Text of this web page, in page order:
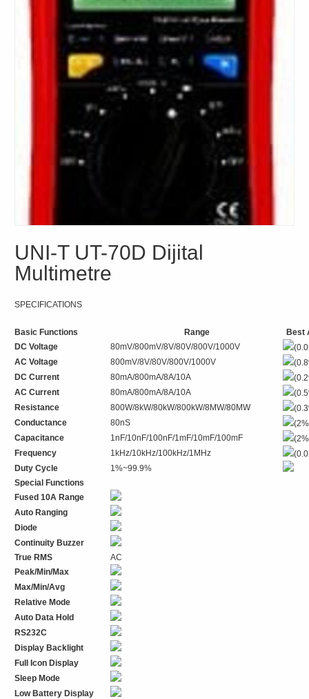
UNI-T UT-70D Dijital
Multimetre
SPECIFICATIONS
Basic Functions Range
Best
DC Voltage
80mV/800mV/8V/80V/800V/1000V
AC Voltage
800mV/8V/80V/800V/1000V
DC Current
80mA/800mA/8A/10A
AC Current
80mA/800mA/8A/10A
Resistance
800W/8kW/80kW/800kW/8MW/80MW
Conductance
80nS
Capacitance
1nF/10nF/100nF/1mF/10mF/100mF
Frequency
1kHz/10kHz/100kHz/1MHz
Duty Cycle
1%~99.9%
Special Functions
Fused 10A Range
Auto Ranging
Diode
Continuity Buzzer
True RMS
AC
Peak/Min/Max
Max/Min/Avg
Relative Mode
Auto Data Hold
RS232C
Display Backlight
Full Icon Display
Sleep Mode
Low Battery Display